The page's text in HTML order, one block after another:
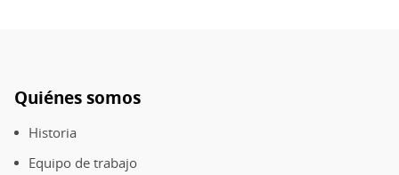
Pie
de
página
Quiénes somos
Historia
Equipo de trabajo